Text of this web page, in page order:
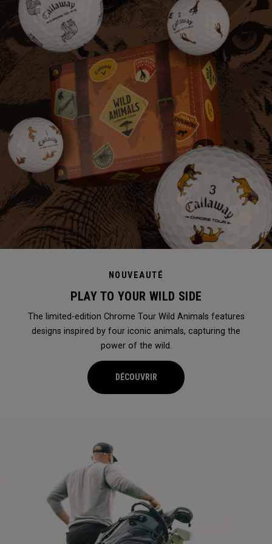
NOUVEAUTÉ
PLAY TO YOUR WILD SIDE
The limited-edition Chrome Tour Wild Animals features
designs inspired by four iconic animals, capturing the
power of the wild.
DÉCOUVRIR